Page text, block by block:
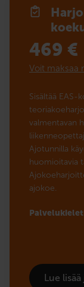
469 €
Voit maksaa
Sisältää EAS-
valmentavan
Ajotunnilla
huomioitavia
ajokoe.
Lue